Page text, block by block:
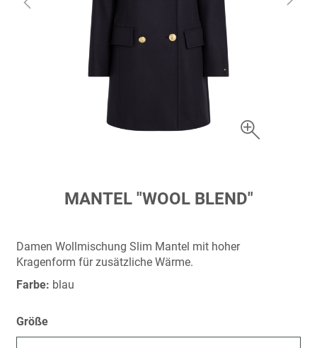
springen
MANTEL "WOOL BLEND"
Damen Wollmischung Slim Mantel mit hoher
Kragenform für zusätzliche Wärme.
Farbe: blau
Größe